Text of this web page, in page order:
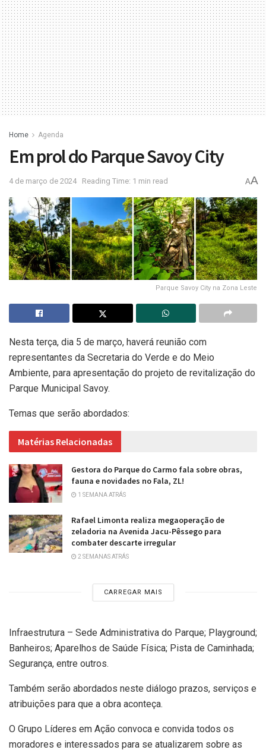
Home Agenda
Em prol do Parque Savoy City
4 de março de 2024 Reading Time: 1 min read AA
Parque Savoy City na Zona Leste
Nesta terça, dia 5 de março, haverá reunião com
representantes da Secretaria do Verde e do Meio
Ambiente, para apresentação do projeto de revitalização do
Parque Municipal Savoy.
Temas que serão abordados:
Matérias Relacionadas
Gestora do Parque do Carmo fala sobre obras,
fauna e novidades no Fala, ZL!
1 SEMANA ATRÁS
Rafael Limonta realiza megaoperação de
zeladoria na Avenida Jacu-Pêssego para
combater descarte irregular
2 SEMANAS ATRÁS
CARREGAR MAIS
Infraestrutura – Sede Administrativa do Parque; Playground;
Banheiros; Aparelhos de Saúde Física; Pista de Caminhada;
Segurança, entre outros.
Também serão abordados neste diálogo prazos, serviços e
atribuições para que a obra aconteça.
O Grupo Líderes em Ação convoca e convida todos os
moradores e interessados para se atualizarem sobre as